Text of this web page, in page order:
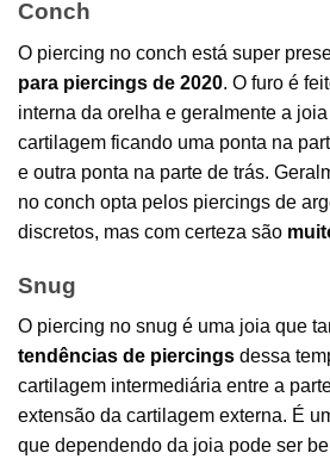
Conch
O piercing no conch está super
para piercings de 2020. O furo é
interna da orelha e geralmente a
cartilagem ficando uma ponta na
e outra ponta na parte de trás.
no conch opta pelos piercings de
discretos, mas com certeza são
Snug
O piercing no snug é uma joia que
tendências de piercings dessa
cartilagem intermediária entre a
extensão da cartilagem externa. É
que dependendo da joia pode ser